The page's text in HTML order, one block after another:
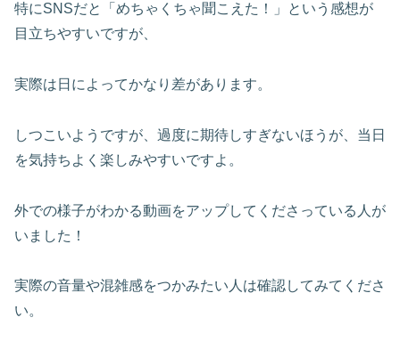
特にSNSだと「めちゃくちゃ聞こえた！」という感想が
目立ちやすいですが、
実際は日によってかなり差があります。
しつこいようですが、過度に期待しすぎないほうが、当日
を気持ちよく楽しみやすいですよ。
外での様子がわかる動画をアップしてくださっている人が
いました！
実際の音量や混雑感をつかみたい人は確認してみてくださ
い。